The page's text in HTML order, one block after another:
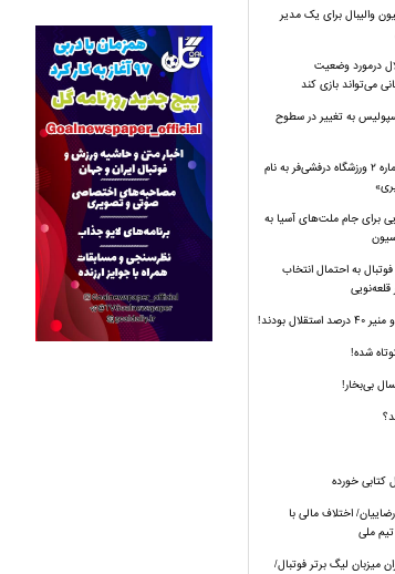
والیبال برای یک مدیر
درمورد وضعیت
می‌تواند بازی کند
به تغییر در سطوح
نامگذاری زمین شماره ۲ ورزشگاه درفشی‌فر به نام
برای جام ملت‌های آسیا به
به احتمال انتخاب
بودند!
شده!
بی‌بخار!
کتابی خورده
اختلاف مالی با
ملی
میزبان لیگ برتر فوتبال/